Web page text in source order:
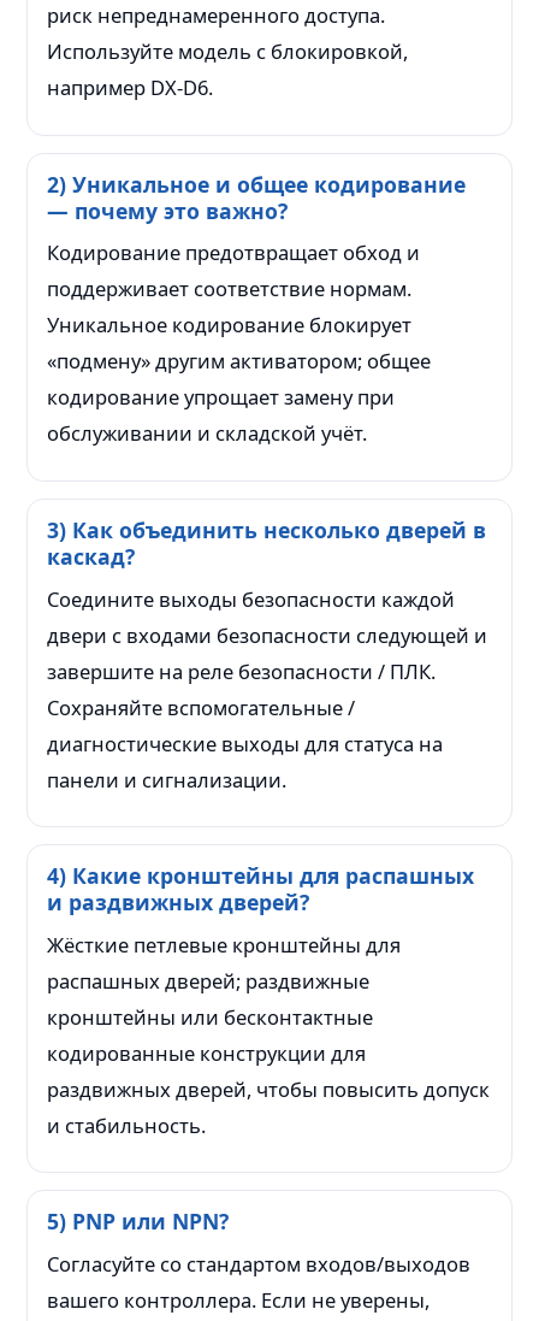
риск непреднамеренного доступа.
Используйте модель с блокировкой,
например DX-D6.
2) Уникальное и общее кодирование
— почему это важно?
Кодирование предотвращает обход и
поддерживает соответствие нормам.
Уникальное кодирование блокирует
«подмену» другим активатором; общее
кодирование упрощает замену при
обслуживании и складской учёт.
3) Как объединить несколько дверей в
каскад?
Соедините выходы безопасности каждой
двери с входами безопасности следующей и
завершите на реле безопасности / ПЛК.
Сохраняйте вспомогательные /
диагностические выходы для статуса на
панели и сигнализации.
4) Какие кронштейны для распашных
и раздвижных дверей?
Жёсткие петлевые кронштейны для
распашных дверей; раздвижные
кронштейны или бесконтактные
кодированные конструкции для
раздвижных дверей, чтобы повысить допуск
и стабильность.
5) PNP или NPN?
Согласуйте со стандартом входов/выходов
вашего контроллера. Если не уверены,